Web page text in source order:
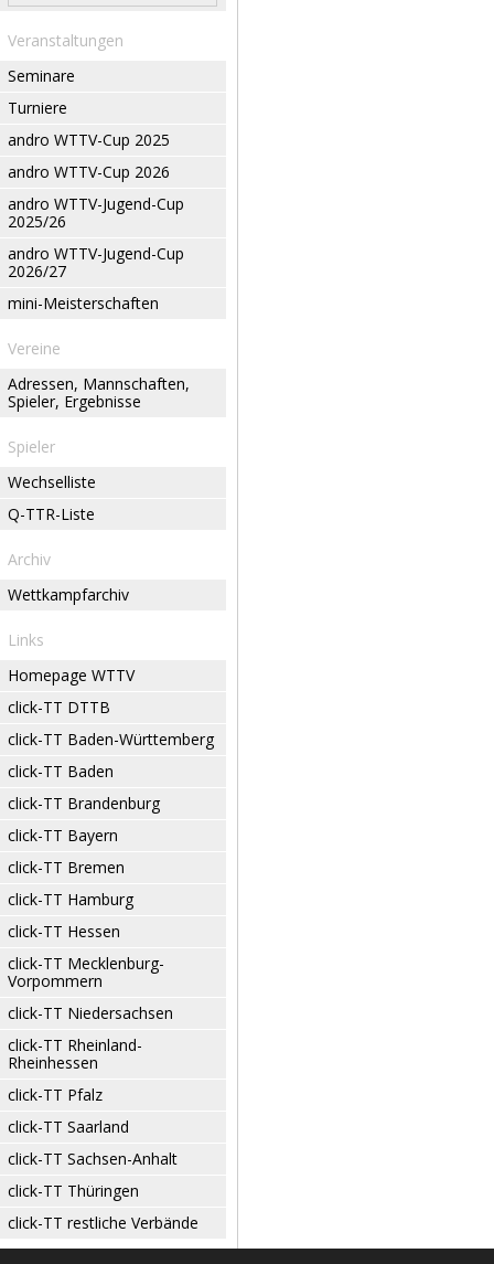
Veranstaltungen
Seminare
Turniere
andro WTTV-Cup 2025
andro WTTV-Cup 2026
andro WTTV-Jugend-Cup
2025/26
andro WTTV-Jugend-Cup
2026/27
mini-Meisterschaften
Vereine
Adressen, Mannschaften,
Spieler, Ergebnisse
Spieler
Wechselliste
Q-TTR-Liste
Archiv
Wettkampfarchiv
Links
Homepage WTTV
click-TT DTTB
click-TT Baden-Württemberg
click-TT Baden
click-TT Brandenburg
click-TT Bayern
click-TT Bremen
click-TT Hamburg
click-TT Hessen
click-TT Mecklenburg-
Vorpommern
click-TT Niedersachsen
click-TT Rheinland-
Rheinhessen
click-TT Pfalz
click-TT Saarland
click-TT Sachsen-Anhalt
click-TT Thüringen
click-TT restliche Verbände